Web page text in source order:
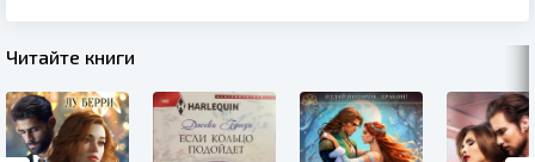
Читайте книги